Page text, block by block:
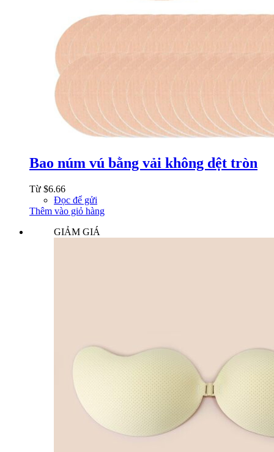
Bao núm vú bằng vải không dệt tròn
Từ $6.66
Đọc để gửi
Thêm vào giỏ hàng
GIẢM GIÁ